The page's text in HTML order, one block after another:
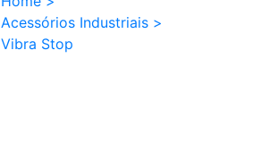
Acessórios Industriais >
Vibra Stop